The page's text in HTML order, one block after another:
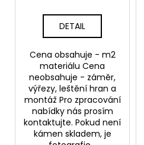
DETAIL
Cena obsahuje - m2
materiálu Cena
neobsahuje - záměr,
výřezy, leštění hran a
montáž Pro zpracování
nabídky nás prosím
kontaktujte. Pokud není
kámen skladem, je